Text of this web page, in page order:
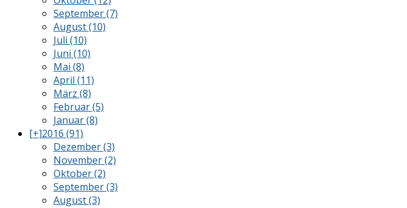
September (7)
August (10)
Juli (10)
Juni (10)
Mai (8)
April (11)
März (8)
Februar (5)
Januar (8)
[+]2016 (91)
Dezember (3)
November (2)
Oktober (2)
September (3)
August (3)